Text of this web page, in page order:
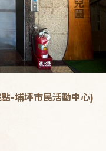
-埔坪市民活動中心)